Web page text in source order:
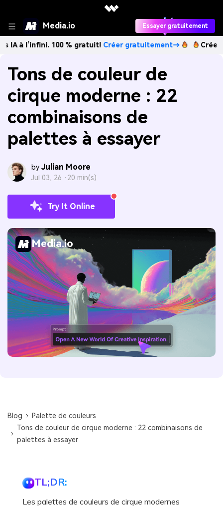
Media.io Essayer gratuitement
100 % gratuit!Créer gratuitement→ Créez des
Tons de couleur de
cirque moderne : 22
combinaisons de
palettes à essayer
by Julian Moore
Jul 03, 26 · 20 min(s)
Try It Online
Media.io
Blog
Palette de couleurs
Tons de couleur de cirque moderne : 22 combinaisons de
palettes à essayer
TL;DR:
Les palettes de couleurs de cirque modernes